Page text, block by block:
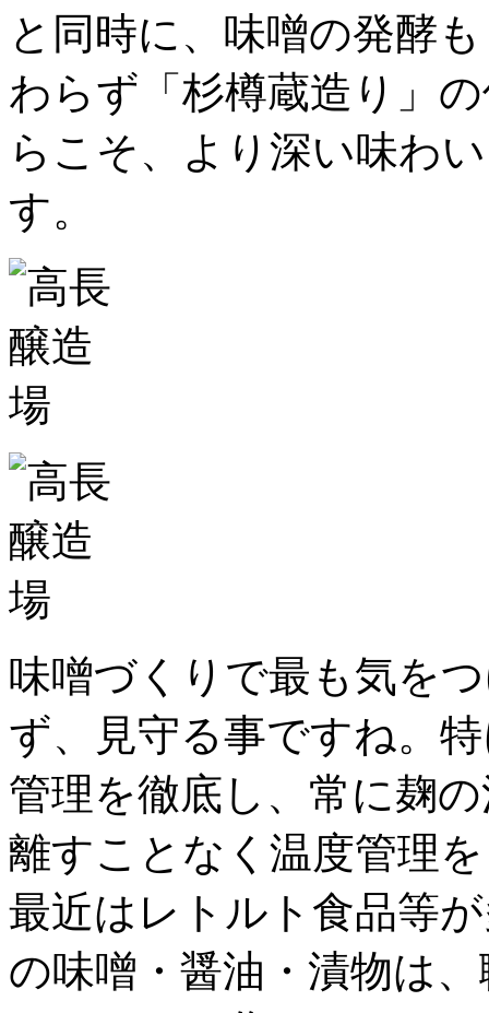
と同時に、味噌の発酵
わらず「杉樽蔵造り」
らこそ、より深い味わ
す。
味噌づくりで最も気を
ず、見守る事ですね。
管理を徹底し、常に麹
離すことなく温度管理
最近はレトルト食品等
の味噌・醤油・漬物は